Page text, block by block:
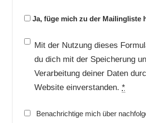
Ja, füge mich zu der Mailingliste
Mit der Nutzung dieses
du dich mit der Speicherung
Verarbeitung deiner Daten
Website einverstanden. *
Benachrichtige mich über